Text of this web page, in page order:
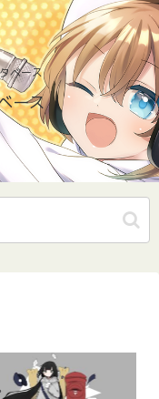
ベース
ース